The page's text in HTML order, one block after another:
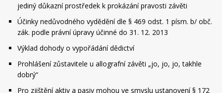
jediný důkazní prostředek k prokázání pravosti závěti
Účinky nedůvodného vydědění dle § 469 odst. 1 písm. b/ obč.
zák. podle právní úpravy účinné do 31. 12. 2013
Výklad dohody o vypořádání dědictví
Prohlášení zůstavitele u allografní závěti „jo, jo, jo, takhle
dobrý“
Pro zjištění aktiv a pasiv mohou ve smyslu ustanovení § 172